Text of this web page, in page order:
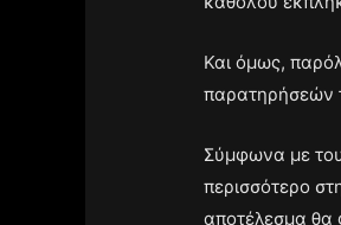
Και όμως,
παρατηρήσεών
Σύμφωνα με
περισσότερο
αποτέλεσμα θα